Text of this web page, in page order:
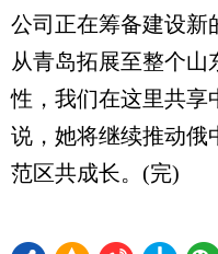
公司正在筹备建设新
从青岛拓展至整个山
性，我们在这里共享
说，她将继续推动俄
范区共成长。(完)